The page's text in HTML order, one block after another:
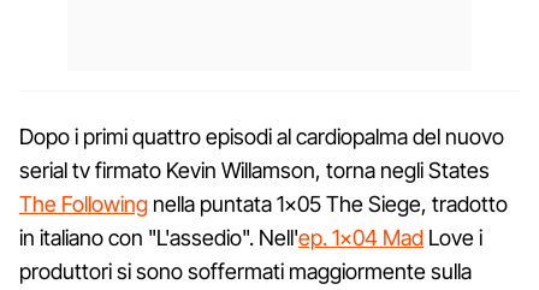
Dopo i primi quattro episodi al cardiopalma del nuovo
serial tv firmato Kevin Willamson, torna negli States
The Following nella puntata 1×05 The Siege, tradotto
in italiano con "L'assedio". Nell'ep. 1×04 Mad Love i
produttori si sono soffermati maggiormente sulla